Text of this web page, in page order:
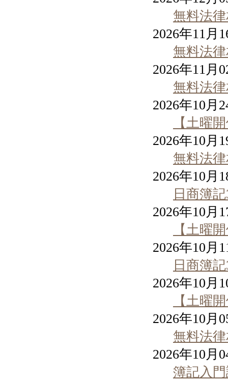
無料法
2026年11月
無料法
2026年11月
無料法
2026年10月
【土曜
2026年10月
無料法
2026年10月
日商簿
2026年10月
【土曜
2026年10月
日商簿
2026年10月
【土曜
2026年10月
無料法
2026年10月
簿記入